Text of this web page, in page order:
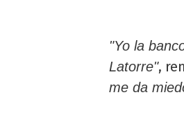
"Yo la
Latorre",
me da